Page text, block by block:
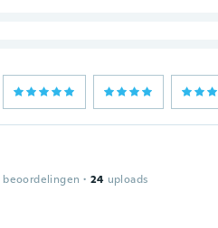
beoordelingen · 24 uploads